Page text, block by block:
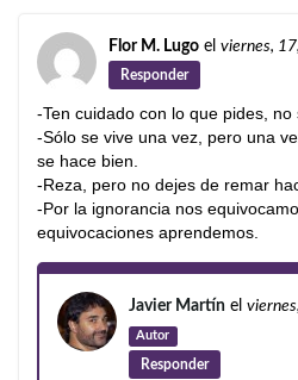
Flor M. Lugo el viernes,
Responder
-Ten cuidado con lo que pides,
-Sólo se vive una vez, pero una
se hace bien.
-Reza, pero no dejes de remar
-Por la ignorancia nos
equivocaciones aprendemos.
Javier Martín el
Autor
Responder